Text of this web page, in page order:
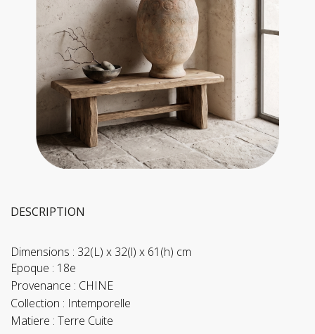
DESCRIPTION
Dimensions : 32(L) x 32(l) x 61(h) cm
Epoque : 18e
Provenance : CHINE
Collection : Intemporelle
Matiere : Terre Cuite